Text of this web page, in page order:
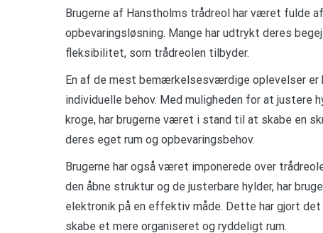
Brugerne af Hanstholms trådreol har været fulde
opbevaringsløsning. Mange har udtrykt deres
fleksibilitet, som trådreolen tilbyder.
En af de mest bemærkelsesværdige oplevelser
individuelle behov. Med muligheden for at
kroge, har brugerne været i stand til at skabe en
deres eget rum og opbevaringsbehov.
Brugerne har også været imponerede over
den åbne struktur og de justerbare hylder, har
elektronik på en effektiv måde. Dette har gjort
skabe et mere organiseret og ryddeligt rum.